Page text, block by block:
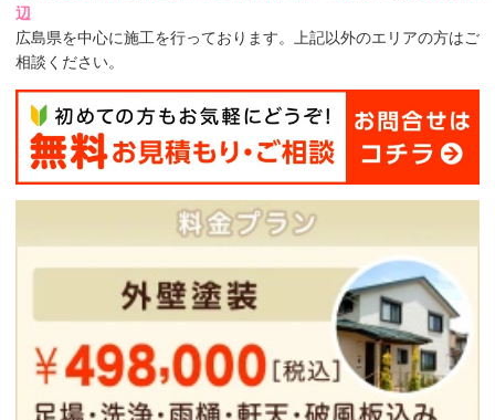
辺
広島県を中心に施工を行っております。上記以外のエリアの方はご
相談ください。